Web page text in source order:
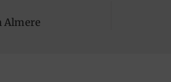
Almere